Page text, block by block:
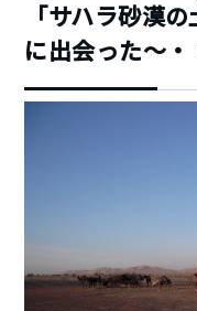
「サハラ砂漠
に出会った～・